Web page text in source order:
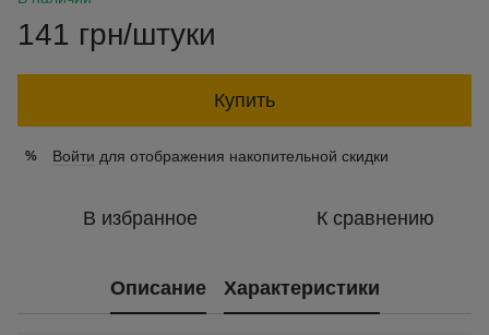
141 грн/штуки
Купить
% Войти для отображения накопительной скидки
В избранное К сравнению
Описание Характеристики